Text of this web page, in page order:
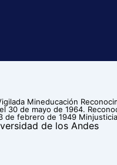
Mineducación
30 de mayo de 1964.
de febrero de 1949
de los Andes